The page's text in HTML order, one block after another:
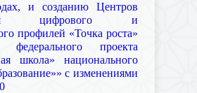
и созданию Центров
цифрового и
профилей «Точка роста»
проекта
школа» национального
с изменениями